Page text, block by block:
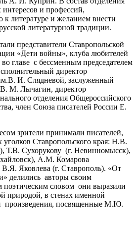
и профессий,
литературе и желанием внести
литературной традиции.
представители Ставропольской
«Дети войны», клуба любителей
главе с бессменным председателем
директор
И. Слядневой, заслуженный
М. Лычагин, директор
отделения Общероссийского
член Союза писателей России Е.
зрители принимали писателей,
Ставропольского края: Н.В.
Т.В. Сухорукову (г. Невинномысск),
А.М. Комарова
Яковлева (г. Ставрополь). «От
делились авторы своим
поэтическим словом они выразили
природой, в стенах именной
произведения, посвященные М.Ю.